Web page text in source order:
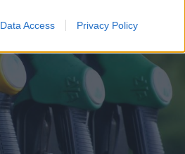
Data Access Privacy Policy